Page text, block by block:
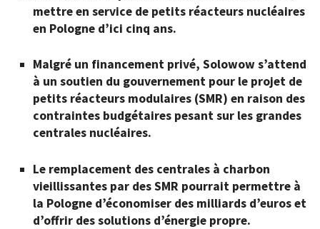
mettre en service de petits réacteurs nucléaires
en Pologne d’ici cinq ans.
Malgré un financement privé, Solowow s’attend
à un soutien du gouvernement pour le projet de
petits réacteurs modulaires (SMR) en raison des
contraintes budgétaires pesant sur les grandes
centrales nucléaires.
Le remplacement des centrales à charbon
vieillissantes par des SMR pourrait permettre à
la Pologne d’économiser des milliards d’euros et
d’offrir des solutions d’énergie propre.